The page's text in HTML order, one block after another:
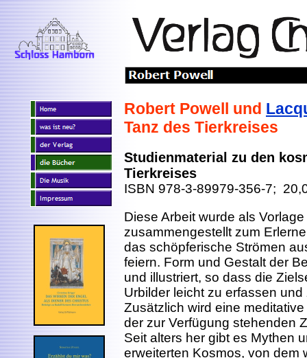
Robert Powell und
Tanz des Tierkreises
Studienmaterial zu den
Tierkreises
ISBN 978-3-89979-356-7;
Diese Arbeit wurde als
zusammengestellt zum
das schöpferische Strömen
feiern. Form und Gestalt der
und illustriert, so dass die
Urbilder leicht zu erfassen
Zusätzlich wird eine
der zur Verfügung stehenden
Seit alters her gibt es Mythen
erweiterten Kosmos, von dem